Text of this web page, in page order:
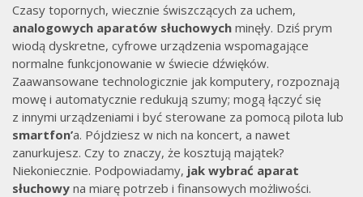
Czasy topornych, wiecznie świszczących za uchem,
analogowych aparatów słuchowych minęły. Dziś prym
wiodą dyskretne, cyfrowe urządzenia wspomagające
normalne funkcjonowanie w świecie dźwięków.
Zaawansowane technologicznie jak komputery, rozpoznają
mowę i automatycznie redukują szumy; mogą łączyć się
z innymi urządzeniami i być sterowane za pomocą pilota lub
smartfon’a. Pójdziesz w nich na koncert, a nawet
zanurkujesz. Czy to znaczy, że kosztują majątek?
Niekoniecznie. Podpowiadamy, jak wybrać aparat
słuchowy na miarę potrzeb i finansowych możliwości.